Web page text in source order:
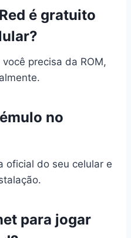
é gratuito
precisa da ROM,
no
oficial do seu celular e
para jogar